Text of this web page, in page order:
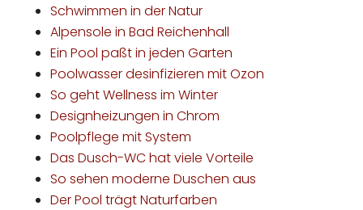
Schwimmen in der Natur
Alpensole in Bad Reichenhall
Ein Pool paßt in jeden Garten
Poolwasser desinfizieren mit Ozon
So geht Wellness im Winter
Designheizungen in Chrom
Poolpflege mit System
Das Dusch-WC hat viele Vorteile
So sehen moderne Duschen aus
Der Pool trägt Naturfarben